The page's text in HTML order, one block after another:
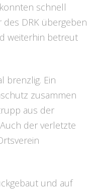
schnell
DRK übergeben
weiterhin betreut
brenzlig. Ein
zusammen
aus der
der verletzte
und auf